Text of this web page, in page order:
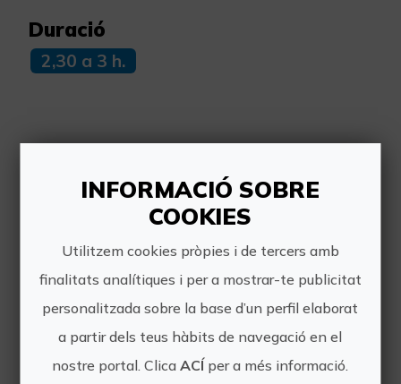
Duració
2,30 a 3 h.
Horari:
10:30 a 13:00
Preu:
19,50 €
Una altra informació:
INFORMACIÓ SOBRE
COOKIES
Utilitzem cookies pròpies i de tercers amb
finalitats analítiques i per a mostrar-te publicitat
personalitzada sobre la base d’un perfil elaborat
a partir dels teus hàbits de navegació en el
nostre portal. ClicaACÍper a més informació.